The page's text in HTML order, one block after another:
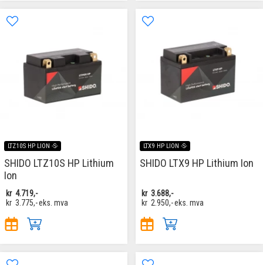
LTZ10S HP LION -S-
SHIDO LTZ10S HP Lithium
Ion
kr 4.719,-
kr 3.775,-eks. mva
LTX9 HP LION -S-
SHIDO LTX9 HP Lithium Ion
kr 3.688,-
kr 2.950,-eks. mva